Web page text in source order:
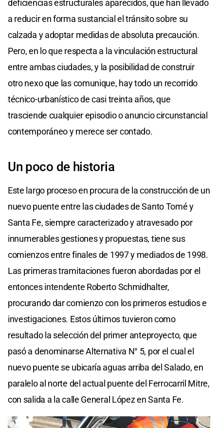
deficiencias estructurales aparecidos, que han llevado
a reducir en forma sustancial el tránsito sobre su
calzada y adoptar medidas de absoluta precaución.
Pero, en lo que respecta a la vinculación estructural
entre ambas ciudades, y la posibilidad de construir
otro nexo que las comunique, hay todo un recorrido
técnico-urbanístico de casi treinta años, que
trasciende cualquier episodio o anuncio circunstancial
contemporáneo y merece ser contado.
Un poco de historia
Este largo proceso en procura de la construcción de un
nuevo puente entre las ciudades de Santo Tomé y
Santa Fe, siempre caracterizado y atravesado por
innumerables gestiones y propuestas, tiene sus
comienzos entre finales de 1997 y mediados de 1998.
Las primeras tramitaciones fueron abordadas por el
entonces intendente Roberto Schmidhalter,
procurando dar comienzo con los primeros estudios e
investigaciones. Estos últimos tuvieron como
resultado la selección del primer anteproyecto, que
pasó a denominarse Alternativa N° 5, por el cual el
nuevo puente se ubicaría aguas arriba del Salado, en
paralelo al norte del actual puente del Ferrocarril Mitre,
con salida a la calle General López en Santa Fe.